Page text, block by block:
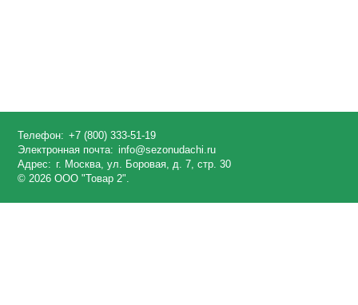
Телефон: +7 (800) 333-51-19
Электронная почта: info@sezonudachi.ru
Адрес: г. Москва, ул. Боровая, д. 7, стр. 30
© 2026 ООО "Товар 2".